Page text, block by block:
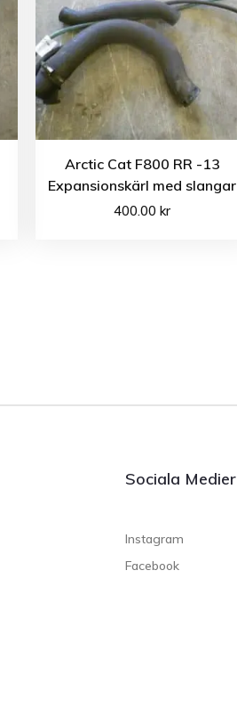
Arctic Cat F800 RR -13
Expansionskärl med slangar
400.00kr
Sociala Medier
Instagram
Facebook